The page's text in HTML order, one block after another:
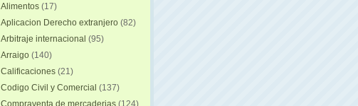
Alimentos (17)
Aplicacion Derecho extranjero (82)
Arbitraje internacional (95)
Arraigo (140)
Calificaciones (21)
Codigo Civil y Comercial (137)
Compraventa de mercaderias (124)